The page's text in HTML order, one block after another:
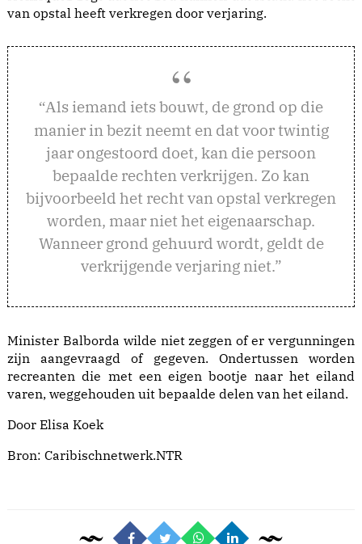
van opstal heeft verkregen door verjaring.
“Als iemand iets bouwt, de grond op die
manier in bezit neemt en dat voor twintig
jaar ongestoord doet, kan die persoon
bepaalde rechten verkrijgen. Zo kan
bijvoorbeeld het recht van opstal verkregen
worden, maar niet het eigenaarschap.
Wanneer grond gehuurd wordt, geldt de
verkrijgende verjaring niet.”
Minister Balborda wilde niet zeggen of er vergunningen
zijn aangevraagd of gegeven. Ondertussen worden
recreanten die met een eigen bootje naar het eiland
varen, weggehouden uit bepaalde delen van het eiland.
Door Elisa Koek
Bron: Caribischnetwerk.NTR